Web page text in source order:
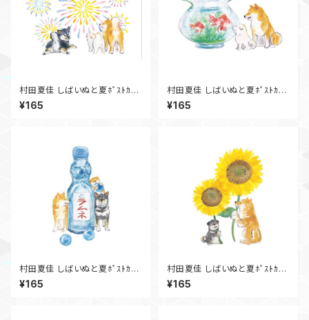
村田夏佳 しばいぬと夏ﾎﾟｽﾄｶｰ
ﾄﾞ 花火 PS-178s
¥165
村田夏佳 しばいぬと夏ﾎﾟｽﾄｶｰ
ﾄﾞ 金魚 PS-177s
¥165
村田夏佳 しばいぬと夏ﾎﾟｽﾄｶｰ
ﾄﾞ PS-175s
¥165
村田夏佳 しばいぬと夏ﾎﾟｽﾄｶｰ
ﾄﾞ PS-174s
¥165